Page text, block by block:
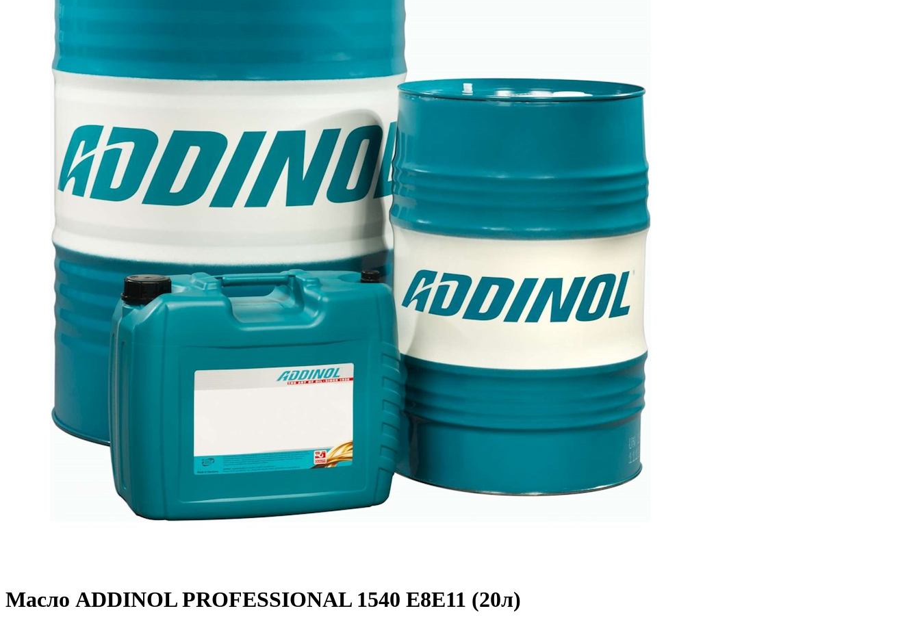
Масло ADDINOL PROFESSIONAL 1540 E8E11 (20л)